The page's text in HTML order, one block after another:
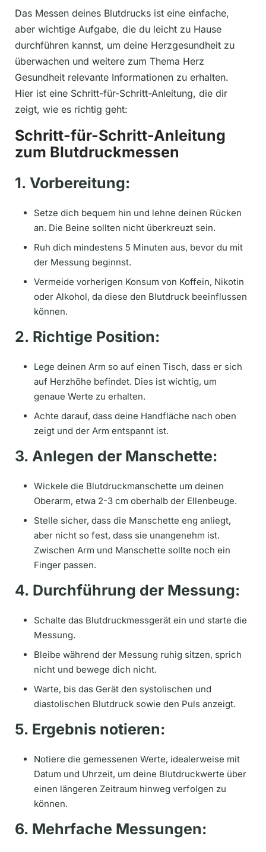
Das Messen deines Blutdrucks ist eine einfache,
aber wichtige Aufgabe, die du leicht zu Hause
durchführen kannst, um deine Herzgesundheit zu
überwachen und weitere zum Thema Herz
Gesundheit relevante Informationen zu erhalten.
Hier ist eine Schritt-für-Schritt-Anleitung, die dir
zeigt, wie es richtig geht:
Schritt-für-Schritt-Anleitung
zum Blutdruckmessen
1. Vorbereitung:
Setze dich bequem hin und lehne deinen Rücken
an. Die Beine sollten nicht überkreuzt sein.
Ruh dich mindestens 5 Minuten aus, bevor du mit
der Messung beginnst.
Vermeide vorherigen Konsum von Koffein, Nikotin
oder Alkohol, da diese den Blutdruck beeinflussen
können.
2. Richtige Position:
Lege deinen Arm so auf einen Tisch, dass er sich
auf Herzhöhe befindet. Dies ist wichtig, um
genaue Werte zu erhalten.
Achte darauf, dass deine Handfläche nach oben
zeigt und der Arm entspannt ist.
3. Anlegen der Manschette:
Wickele die Blutdruckmanschette um deinen
Oberarm, etwa 2-3 cm oberhalb der Ellenbeuge.
Stelle sicher, dass die Manschette eng anliegt,
aber nicht so fest, dass sie unangenehm ist.
Zwischen Arm und Manschette sollte noch ein
Finger passen.
4. Durchführung der Messung:
Schalte das Blutdruckmessgerät ein und starte die
Messung.
Bleibe während der Messung ruhig sitzen, sprich
nicht und bewege dich nicht.
Warte, bis das Gerät den systolischen und
diastolischen Blutdruck sowie den Puls anzeigt.
5. Ergebnis notieren:
Notiere die gemessenen Werte, idealerweise mit
Datum und Uhrzeit, um deine Blutdruckwerte über
einen längeren Zeitraum hinweg verfolgen zu
können.
6. Mehrfache Messungen: